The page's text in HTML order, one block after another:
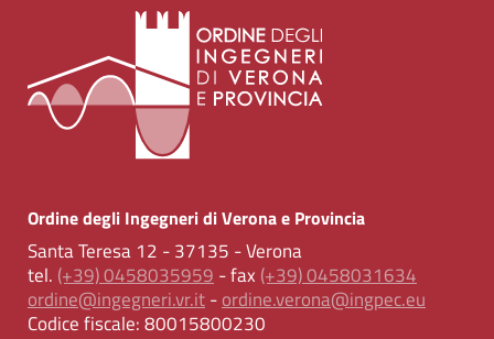
Ordine degli Ingegneri di Verona e Provincia
Santa Teresa 12 - 37135 - Verona
tel. (+39) 0458035959 - fax (+39) 0458031634
ordine@ingegneri.vr.it-ordine.verona@ingpec.eu
Codice fiscale:80015800230